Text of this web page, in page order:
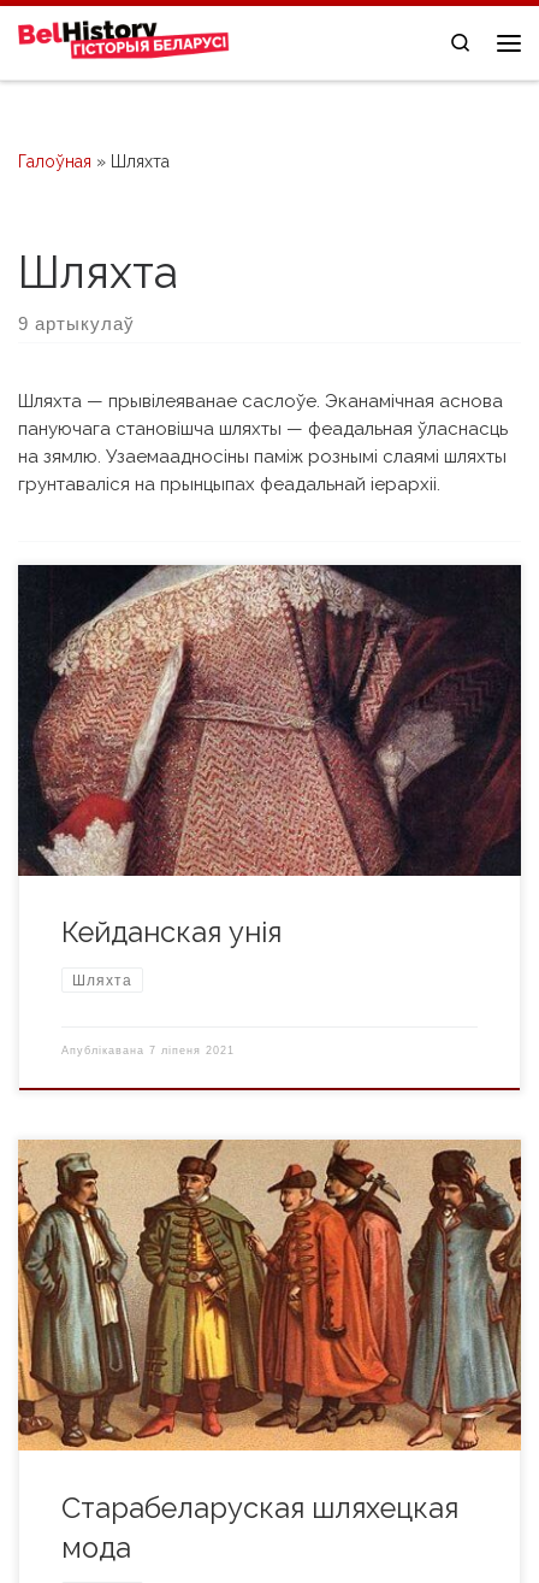
Skip to content
Search
Галоўная » Шляхта
Шляхта
9 артыкулаў
Шляхта — прывілеяванае саслоўе. Эканамічная аснова
пануючага становішча шляхты — феадальная ўласнасць
на зямлю. Узаемаадносіны паміж рознымі слаямі шляхты
грунтаваліся на прынцыпах феадальнай іерархіі.
Кейданская унія — дамова паміж магнатамі Вялікага
княства Літоўскага і Каралём Швецыі Карлам X Густавам,
падпісанная па ініцыятыве Януша Радзівіла у 1655 годзе
падчас “Крывавага Патопа” 1654-1667. Падчас “Патопа”
ішла яшчэ і Паўночная вайна 1655-60 гг. паміж Рэччу
Паспалітай і Швецыяй. Незадоўга да падзення Вільні
групоўка магнатаў і шляхты ВКЛ […]
Кейданская унія
Шляхта
Апублікавана 7 ліпеня 2021
У «Двараніне польскім» Л. Гурніцкага, які быў
своеасаблівай інтэрпрэтацыяй вядомага трактата
«Прыдворны» Б. Касцільёне, дзе прымерваліся апісаныя
італьянцам звычаі i нормы ферарскага двара да нашага
айчыннага жыцця ў часы апошніх Ягайлавічаў, ёсць словы:
«Калісьці палякі мелі свой касцюм, але, захапіўшыся модай
італьянскай, нямецкай, французскай,.. цяпер яго страцілі…».
Гэтыя словы можна […]
Старабеларуская шляхецкая
мода